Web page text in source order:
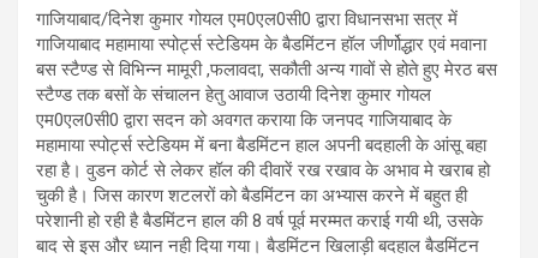
गाजियाबाद/दिनेश कुमार गोयल एम0एल0सी0 द्वारा विधानसभा सत्र में
गाजियाबाद महामाया स्पोर्ट्स स्टेडियम के बैडमिंटन हॉल जीर्णोद्धार एवं मवाना
बस स्टैण्ड से विभिन्न मामूरी ,फलावदा, सकौती अन्य गावों से होते हुए मेरठ बस
स्टैण्ड तक बसों के संचालन हेतु आवाज उठायी दिनेश कुमार गोयल
एम0एल0सी0 द्वारा सदन को अवगत कराया कि जनपद गाजियाबाद के
महामाया स्पोर्ट्स स्टेडियम में बना बैडमिंटन हाल अपनी बदहाली के आंसू बहा
रहा है। वुडन कोर्ट से लेकर हॉल की दीवारें रख रखाव के अभाव मे खराब हो
चुकी है। जिस कारण शटलरों को बैडमिंटन का अभ्यास करने में बहुत ही
परेशानी हो रही है बैडमिंटन हाल की 8 वर्ष पूर्व मरम्मत कराई गयी थी, उसके
बाद से इस और ध्यान नही दिया गया। बैडमिंटन खिलाड़ी बदहाल बैडमिंटन